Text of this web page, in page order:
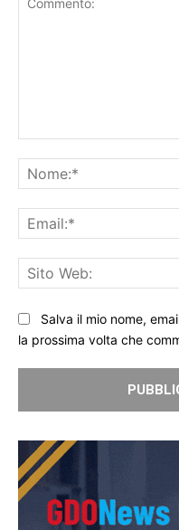
Salva il mio nome,
la prossima volta che